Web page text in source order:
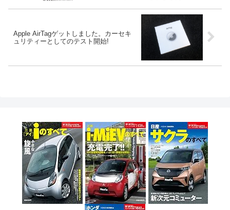
Apple AirTagゲットしました。カーセキ
ュリティーとしてのテスト開始!